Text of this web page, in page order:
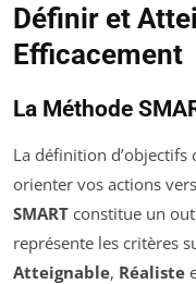
Définir et
Efficacement
La Méthode
La définition d’objectifs
orienter vos actions
SMART constitue un
représente les critères
Atteignable, Réaliste